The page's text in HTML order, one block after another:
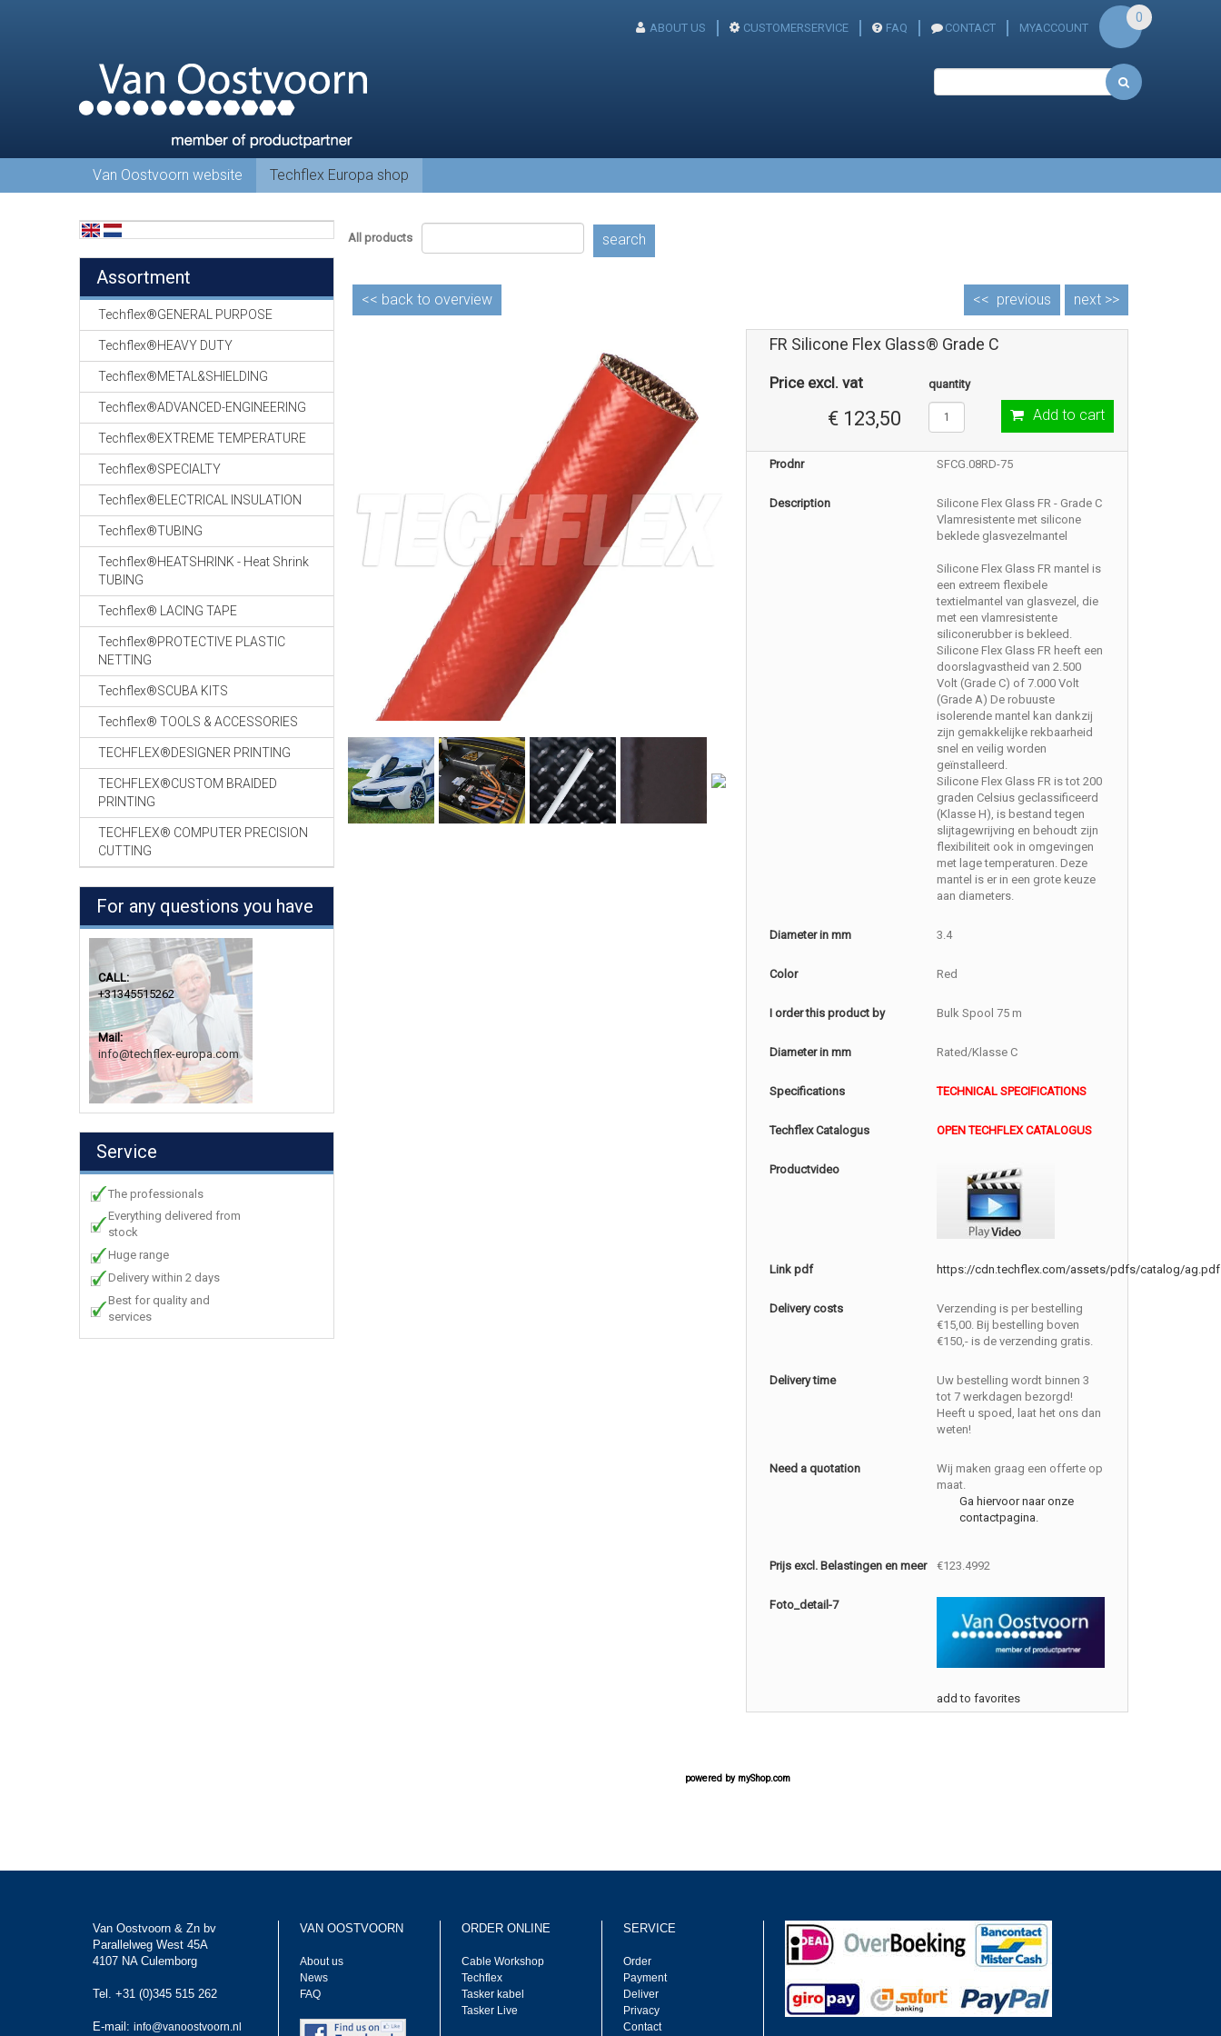
ABOUT US CUSTOMERSERVICE FAQ CONTACT MYACCOUNT
0
Van Oostvoorn website Techflex Europa shop
Assortment
Techflex®GENERAL PURPOSE
Techflex®HEAVY DUTY
Techflex®METAL&SHIELDING
Techflex®ADVANCED-ENGINEERING
Techflex®EXTREME TEMPERATURE
Techflex®SPECIALTY
Techflex®ELECTRICAL INSULATION
Techflex®TUBING
Techflex®HEATSHRINK - Heat Shrink
TUBING
Techflex® LACING TAPE
Techflex®PROTECTIVE PLASTIC
NETTING
Techflex®SCUBA KITS
Techflex® TOOLS & ACCESSORIES
TECHFLEX®DESIGNER PRINTING
TECHFLEX®CUSTOM BRAIDED
PRINTING
TECHFLEX® COMPUTER PRECISION
CUTTING
For any questions you have
CALL:
+31345515262
Mail:
info@techflex-europa.com
Service
The professionals
Everything delivered from
stock
Huge range
Delivery within 2 days
Best for quality and
services
All products search
<< back to overview next >>
<< previous
FR Silicone Flex Glass® Grade C
Price excl. vat
€ 123,50
quantity
Add to cart
Prodnr SFCG.08RD-75
Description
Silicone Flex Glass FR - Grade C
Vlamresistente met silicone
beklede glasvezelmantel
Silicone Flex Glass FR mantel is
een extreem flexibele
textielmantel van glasvezel, die
met een vlamresistente
siliconerubber is bekleed.
Silicone Flex Glass FR heeft een
doorslagvastheid van 2.500
Volt (Grade C) of 7.000 Volt
(Grade A) De robuuste
isolerende mantel kan dankzij
zijn gemakkelijke rekbaarheid
snel en veilig worden
geïnstalleerd.
Silicone Flex Glass FR is tot 200
graden Celsius geclassificeerd
(Klasse H), is bestand tegen
slijtagewrijving en behoudt zijn
flexibiliteit ook in omgevingen
met lage temperaturen. Deze
mantel is er in een grote keuze
aan diameters.
Diameter in mm 3.4
Color Red
I order this product by Bulk Spool 75 m
Diameter in mm Rated/Klasse C
Specifications TECHNICAL SPECIFICATIONS
Techflex Catalogus OPEN TECHFLEX CATALOGUS
Productvideo
Link pdf https://cdn.techflex.com/assets/pdfs/catalog/ag.pdf
Delivery costs
Verzending is per bestelling
€15,00. Bij bestelling boven
€150,- is de verzending gratis.
Delivery time
Uw bestelling wordt binnen 3
tot 7 werkdagen bezorgd!
Heeft u spoed, laat het ons dan
weten!
Need a quotation
Wij maken graag een offerte op
maat.
Ga hiervoor naar onze
contactpagina.
Prijs excl. Belastingen en meer €123.4992
Foto_detail-7
add to favorites
powered by myShop.com
Van Oostvoorn & Zn bv
Parallelweg West 45A
4107 NA Culemborg
Tel. +31 (0)345 515 262
E-mail: info@vanoostvoorn.nl
VAN OOSTVOORN
About us
News
FAQ
ORDER ONLINE
Cable Workshop
Techflex
Tasker kabel
Tasker Live
SERVICE
Order
Payment
Deliver
Privacy
Contact